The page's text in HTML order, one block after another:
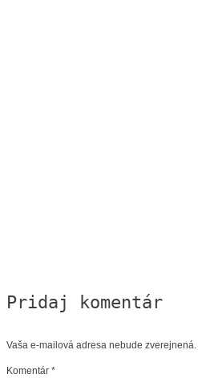
Pridaj komentár
Vaša e-mailová adresa nebude zverejnená.
Komentár *